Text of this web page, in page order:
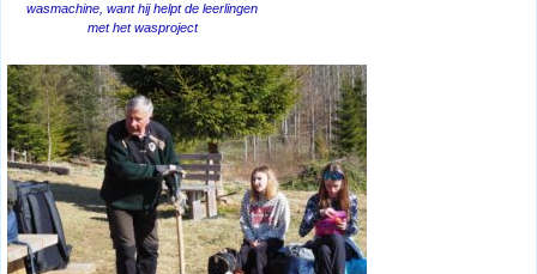
wasmachine, want hij helpt de leerlingen
met het wasproject